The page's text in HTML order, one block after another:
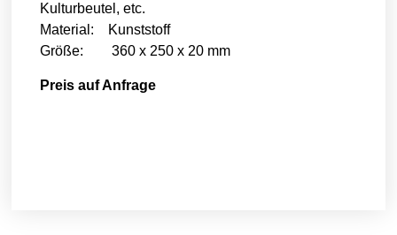
Kulturbeutel, etc.
Material: Kunststoff
Größe: 360 x 250 x 20 mm
Preis auf Anfrage